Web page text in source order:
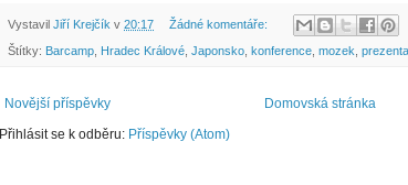
Vystavil Jiří Krejčík v 20:17 Žádné komentáře:
Štítky: Barcamp Hradec Králové Japonsko konference mozek
Novější příspěvky
Domovská stránka
Přihlásit se k odběru: Příspěvky (Atom)